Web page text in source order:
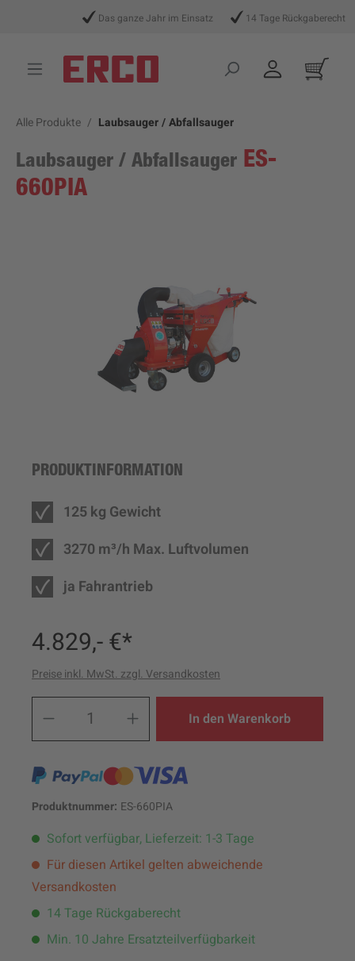
Das ganze Jahr im Einsatz 14 Tage Rückgaberecht
Alle Produkte Laubsauger / Abfallsauger
Laubsauger / Abfallsauger ES-
660PIA
PRODUKTINFORMATION
125 kg Gewicht
3270 m³/h Max. Luftvolumen
ja Fahrantrieb
4.829,- €*
Preise inkl. MwSt. zzgl. Versandkosten
Produkt Anzahl: Gib den
In den Warenkorb
Produktnummer: ES-660PIA
Sofort verfügbar, Lieferzeit: 1-3 Tage
Für diesen Artikel gelten abweichende
Versandkosten
14 Tage Rückgaberecht
Min. 10 Jahre Ersatzteilverfügbarkeit